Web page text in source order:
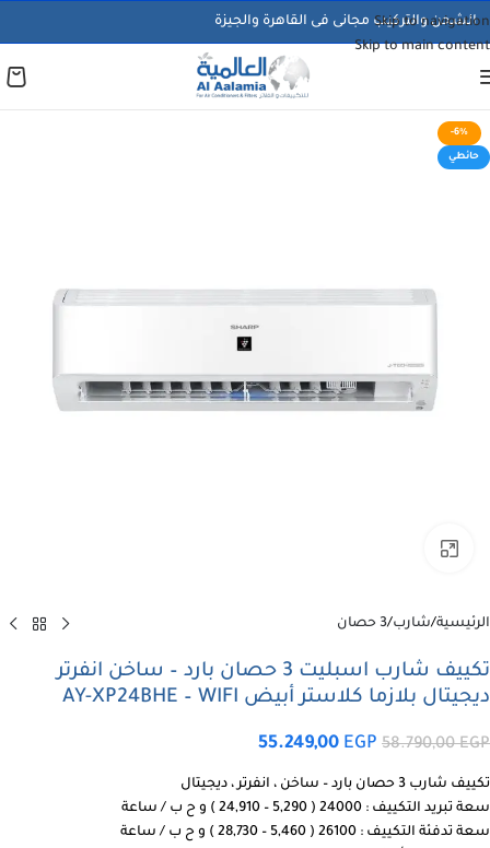
Skip to navigation
Skip to main content
الشحن والتركيب مجانى فى القاهرة والجيزة
-6%
حائطي
الرئيسية/شارب/3 حصان
تكييف شارب اسبليت 3 حصان بارد – ساخن انفرتر
ديجيتال بلازما كلاستر أبيض AY-XP24BHE – WIFI
58.790,00EGP
55.249,00 EGP
تكييف شارب 3 حصان بارد – ساخن ، انفرتر ، ديجيتال
سعة تبريد التكييف : 24000 ( 5,290 – 24,910 ) و ح ب / ساعة
سعة تدفئة التكييف : 26100 ( 5,460 – 28,730 ) و ح ب / ساعة